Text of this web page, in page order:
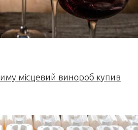
місцевий винороб купив